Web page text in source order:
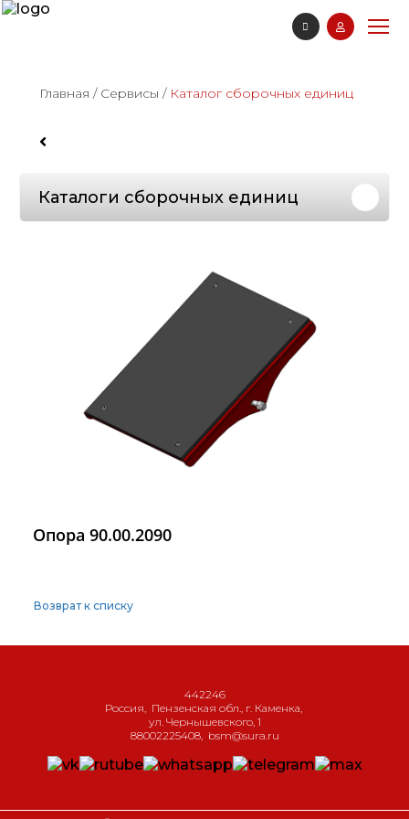
Главная / Сервисы / Каталог сборочных единиц
Каталоги сборочных единиц
Опора 90.00.2090
Возврат к списку
442246
Россия, Пензенская обл., г. Каменка,
ул. Чернышевского, 1
88002225408, bsm@sura.ru